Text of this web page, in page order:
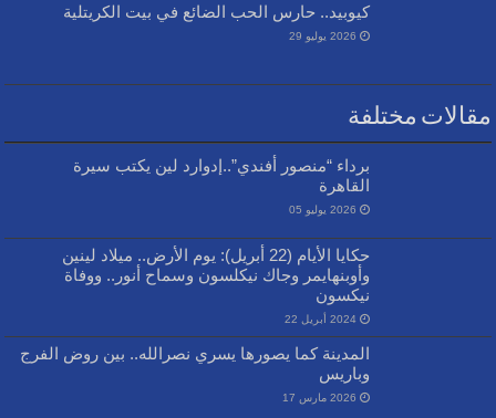
كيوبيد.. حارس الحب الضائع في بيت الكريتلية
2026 يوليو 29
مقالات مختلفة
برداء “منصور أفندي”..إدوارد لين يكتب سيرة
القاهرة
2026 يوليو 05
حكايا الأيام (22 أبريل): يوم الأرض.. ميلاد لينين
وأوبنهايمر وجاك نيكلسون وسماح أنور.. ووفاة
نيكسون
2024 أبريل 22
المدينة كما يصورها يسري نصرالله.. بين روض الفرج
وباريس
2026 مارس 17